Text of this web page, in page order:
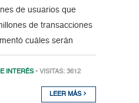
de usuarios que
de transacciones
cuáles serán
INTERÉS • VISITAS: 3612
LEER MÁS